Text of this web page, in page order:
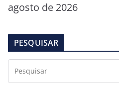
agosto de 2026
PESQUISAR